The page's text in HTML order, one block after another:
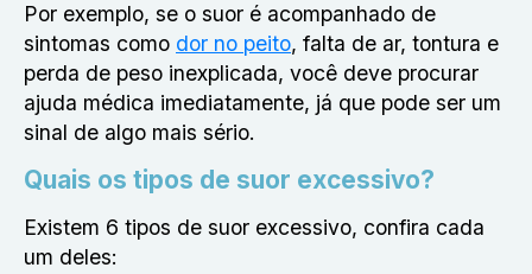
Por exemplo, se o suor é acompanhado de
sintomas como dor no peito, falta de ar, tontura e
perda de peso inexplicada, você deve procurar
ajuda médica imediatamente, já que pode ser um
sinal de algo mais sério.
Quais os tipos de suor excessivo?
Existem 6 tipos de suor excessivo, confira cada
um deles: